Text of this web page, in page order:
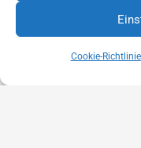
Cookie-Richtlinie
Statistik. Cookies helfen
unserer Website zu
der Website stimmen Sie
Informationen hierzu finden